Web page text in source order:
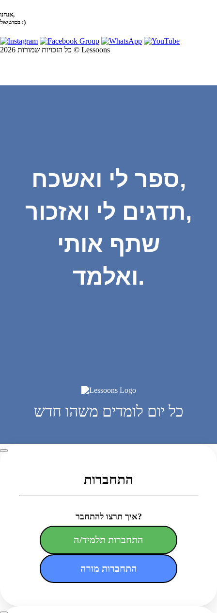
אנחנו,
בסושיאל :)
כל הזכויות שמורות 2026 © Lessoons
ספר לי ואשכח,
תדגים לי ואזכור,
שתף אותי
ואלמד.
כל יום לומדים משהו חדש
התחברות
איך תרצו להתחבר?
התחברות תלמיד/ה
התחברות מורה